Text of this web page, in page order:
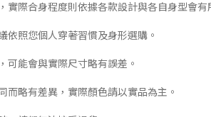
際合身程度則依據各款設計與各自身型會有
照您個人穿著習慣及身形選購。
能會與實際尺寸略有誤差。
略有差異，實際顏色請以實品為主。